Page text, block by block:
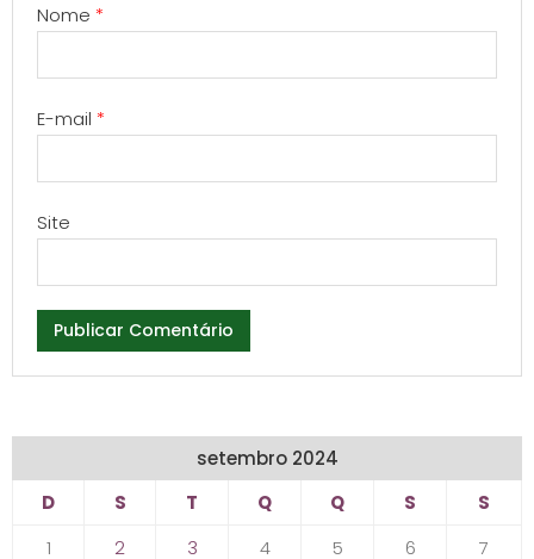
Nome *
E-mail *
Site
setembro 2024
D
S T Q Q S
S
1
2 3 4 5 6 7